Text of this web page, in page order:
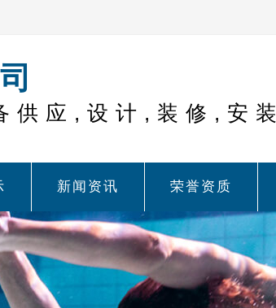
供应,设计,装修,安装
新闻资讯 荣誉资质